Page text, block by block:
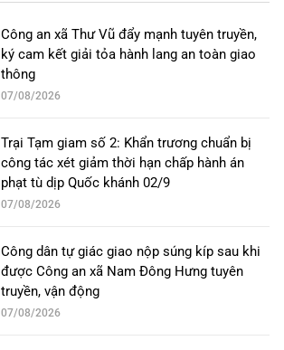
Công an xã Thư Vũ đẩy mạnh tuyên truyền,
ký cam kết giải tỏa hành lang an toàn giao
thông
07/08/2026
Trại Tạm giam số 2: Khẩn trương chuẩn bị
công tác xét giảm thời hạn chấp hành án
phạt tù dịp Quốc khánh 02/9
07/08/2026
Công dân tự giác giao nộp súng kíp sau khi
được Công an xã Nam Đông Hưng tuyên
truyền, vận động
07/08/2026